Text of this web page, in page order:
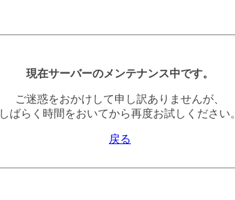
現在サーバーのメンテナンス中です。
ご迷惑をおかけして申し訳ありませんが、
しばらく時間をおいてから再度お試しください。
戻る